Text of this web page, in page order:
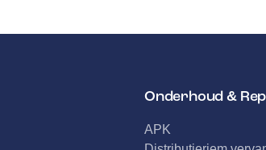
Onderhoud &
APK